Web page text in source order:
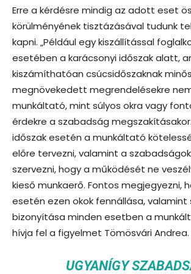
Erre a kérdésre mindig az adott eset
körülményének tisztázásával tudunk
kapni. „Például egy kiszállítással
esetében a karácsonyi időszak alatt,
kiszámíthatóan csúcsidőszaknak
megnövekedett megrendelésekre
munkáltató, mint súlyos okra vagy
érdekre a szabadság
időszak esetén a munkáltató
előre tervezni, valamint a
szervezni, hogy a működését ne
kieső munkaerő. Fontos megjegyezni,
esetén ezen okok fennállása, valamint
bizonyítása minden esetben a
hívja fel a figyelmet Tömösvári Andrea.
UGYANÍGY